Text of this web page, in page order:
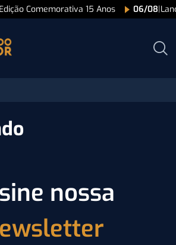
Comemorativa 15 Anos 06/08|
nossa